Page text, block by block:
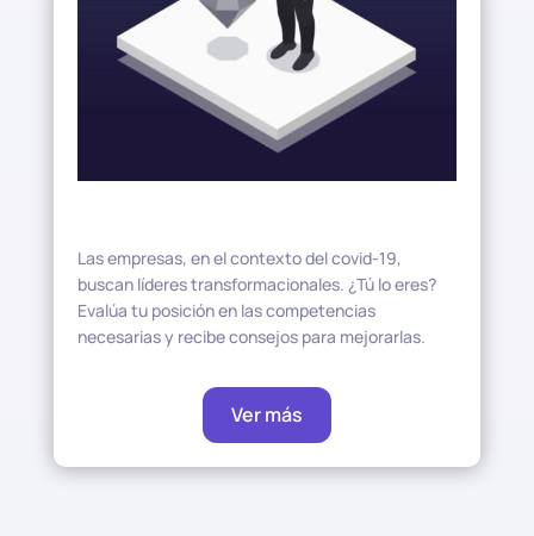
Las empresas, en el contexto del covid-19,
buscan líderes transformacionales. ¿Tú lo eres?
Evalúa tu posición en las competencias
necesarias y recibe consejos para mejorarlas.
Ver más